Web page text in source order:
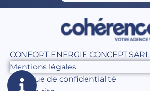
CONFORT ENERGIE CONCEPT SARL
Mentions légales
Politique de confidentialité